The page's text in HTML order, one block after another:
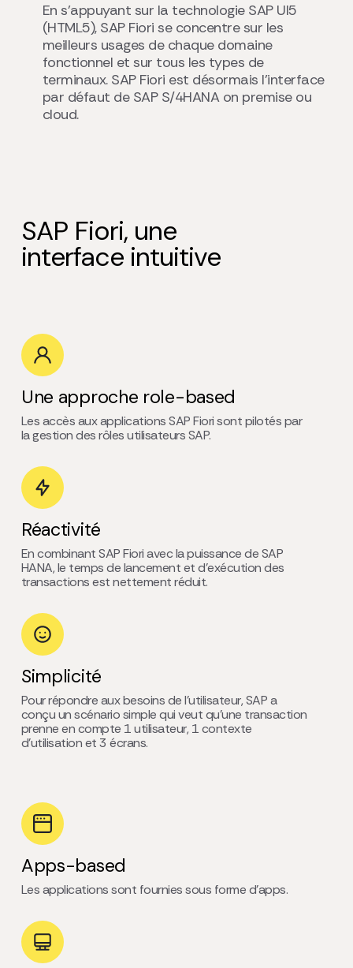
En s’appuyant sur la technologie SAP UI5
(HTML5), SAP Fiori se concentre sur les
meilleurs usages de chaque domaine
fonctionnel et sur tous les types de
terminaux. SAP Fiori est désormais l’interface
par défaut de SAP S/4HANA on premise ou
cloud.
SAP Fiori, une
interface intuitive
Une approche role-based
Les accès aux applications SAP Fiori sont pilotés par
la gestion des rôles utilisateurs SAP.
Réactivité
En combinant SAP Fiori avec la puissance de SAP
HANA, le temps de lancement et d’exécution des
transactions est nettement réduit.
Simplicité
Pour répondre aux besoins de l’utilisateur, SAP a
conçu un scénario simple qui veut qu’une transaction
prenne en compte 1 utilisateur, 1 contexte
d’utilisation et 3 écrans.
Apps-based
Les applications sont fournies sous forme d’apps.